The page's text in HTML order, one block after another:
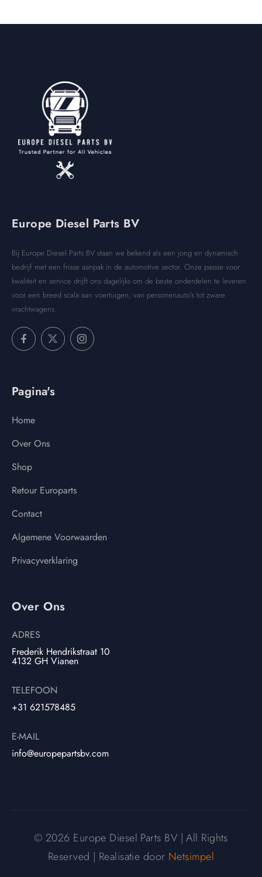
Europe Diesel Parts BV
Bij Europe Diesel Parts BV staan we bekend als een jong en dynamisch
bedrijf met een frisse aanpak in de automotive sector. Onze passie voor
kwaliteit en service drijft ons dagelijks om de beste onderdelen te leveren
voor een breed scala aan voertuigen, van personenauto’s tot zware
vrachtwagens.
Pagina's
Home
Over Ons
Shop
Retour Europarts
Contact
Algemene Voorwaarden
Privacyverklaring
Over Ons
ADRES
Frederik Hendrikstraat 10
4132 GH Vianen
TELEFOON
+31 621578485
E-MAIL
info@europepartsbv.com
© 2026 Europe Diesel Parts BV | All Rights
Reserved | Realisatie door Netsimpel